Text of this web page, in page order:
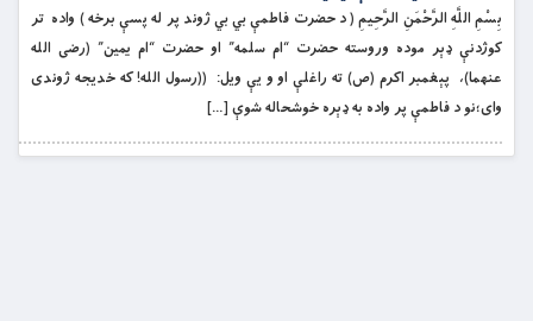
بِسْمِ اللَّهِ الرَّحْمَنِ الرَّحِيمِ ( د حضرت فاطمې بي بي ژوند پر له پسې برخه ) واده تر
كوژدنې ډېر موده وروسته حضرت “ام سلمه” او حضرت “ام يمين” (رضى الله
عنهما)، پېغمبر اكرم (ص) ته راغلې او و يې ويل: ((رسول الله! كه خديجه ژوندى
واى؛نو د فاطمې پر واده به ډېره خوشحاله شوې […]